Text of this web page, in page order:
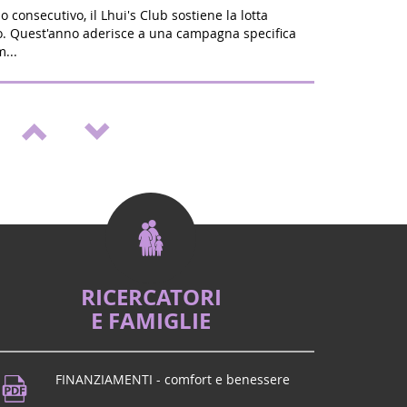
consecutivo, il Lhui's Club sostiene la lotta
Quest'anno aderisce a una campagna specifica
di benessere e vitalità a St Médard
del nuovo anno scolastico sarà ZEN: a Saint
d'Oro" a St Médard en Jalles
lotta contro i tumori pediatrici, in memoria dei
che ci hanno lasciato, martedì 16 settembre
Vieni a BEaumont per l'imperdibile
RICERCATORI
E FAMIGLIE
FINANZIAMENTI - comfort e benessere